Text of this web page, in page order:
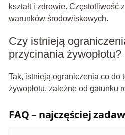
kształt i zdrowie. Częstotliwość
warunków środowiskowych.
Czy istnieją
przycinania żywopłotu?
Tak, istnieją ograniczenia co do
żywopłotu, zależne od gatunku
FAQ – najczęściej